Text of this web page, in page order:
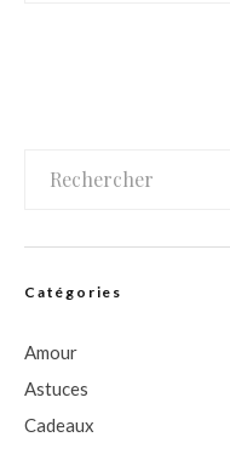
Catégories
Amour
Astuces
Cadeaux